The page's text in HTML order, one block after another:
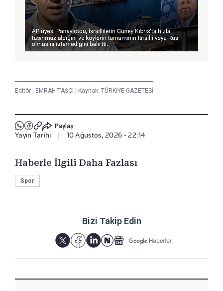
Editör : EMRAH TAŞÇI | Kaynak: TÜRKİYE GAZETESİ
Paylaş
Yayın Tarihi 10 Ağustos, 2026 - 22:14
Haberle İlgili Daha Fazlası
Spor
Bizi Takip Edin